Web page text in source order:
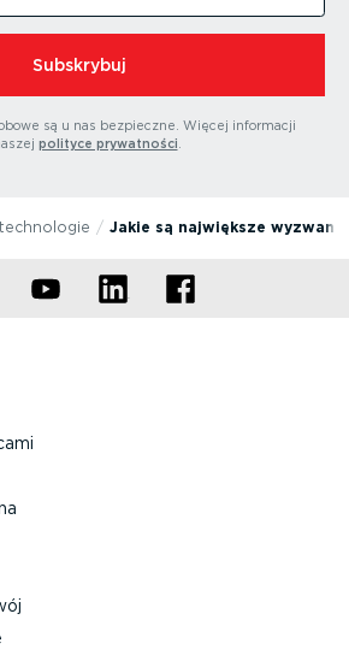
Subskrybuj
są u nas bezpieczne. Więcej informacji
polityce prywatności.
Jakie są największe